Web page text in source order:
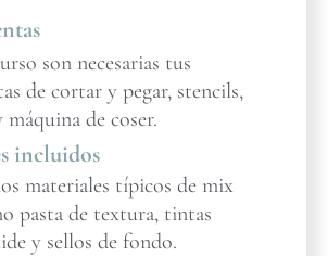
son necesarias tus
de cortar y pegar, stencils,
máquina de coser.
incluidos
materiales típicos de mix
pasta de textura, tintas
y sellos de fondo.